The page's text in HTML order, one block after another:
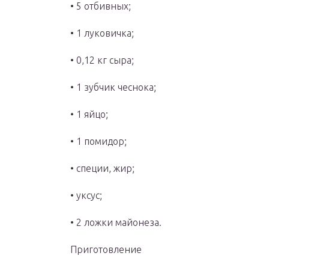
• 5 отбивных;
• 1 луковичка;
• 0,12 кг сыра;
• 1 зубчик чеснока;
• 1 яйцо;
• 1 помидор;
• специи, жир;
• уксус;
• 2 ложки майонеза.
Приготовление